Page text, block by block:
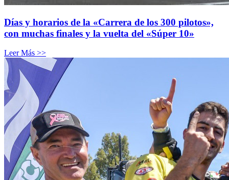
Días y horarios de la «Carrera de los 300 pilotos»,
con muchas finales y la vuelta del «Súper 10»
Leer Más >>